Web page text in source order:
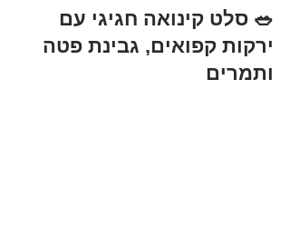
🥗 סלט קינואה חגיגי עם
ירקות קפואים, גבינת פטה
ותמרים